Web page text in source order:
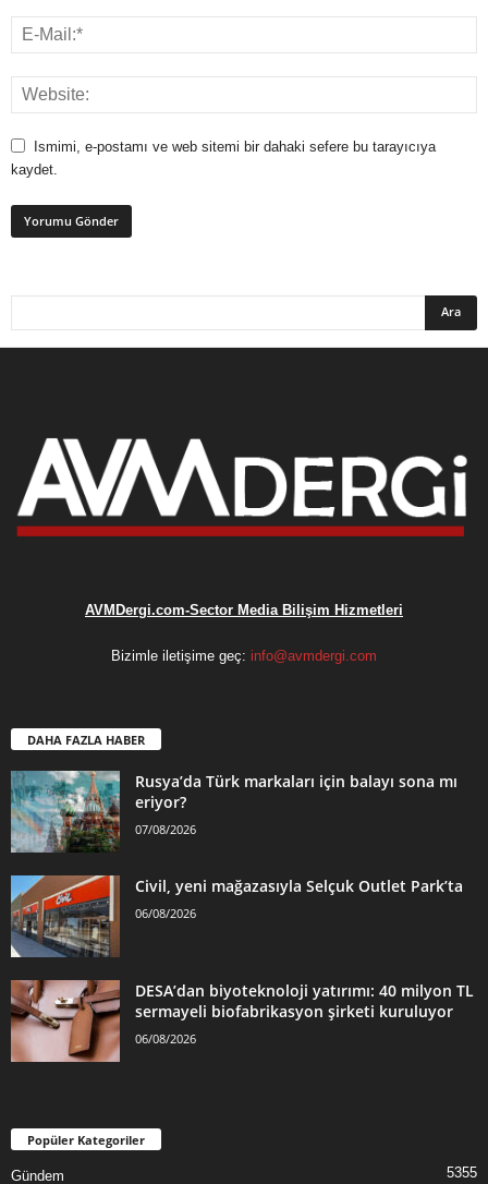
Ismimi, e-postamı ve web sitemi bir dahaki sefere bu tarayıcıya
kaydet.
AVMDergi.com-Sector Media Bilişim Hizmetleri
Bizimle iletişime geç: info@avmdergi.com
DAHA FAZLA HABER
Rusya’da Türk markaları için balayı sona mı
eriyor?
07/08/2026
Civil, yeni mağazasıyla Selçuk Outlet Park’ta
06/08/2026
DESA’dan biyoteknoloji yatırımı: 40 milyon TL
sermayeli biofabrikasyon şirketi kuruluyor
06/08/2026
Popüler Kategoriler
Gündem 5355